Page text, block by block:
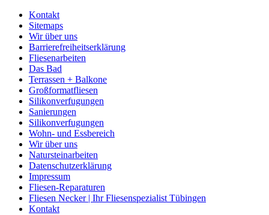
Kontakt
Sitemaps
Wir über uns
Barrierefreiheitserklärung
Fliesenarbeiten
Das Bad
Terrassen + Balkone
Großformatfliesen
Silikonverfugungen
Sanierungen
Silikonverfugungen
Wohn- und Essbereich
Wir über uns
Natursteinarbeiten
Datenschutzerklärung
Impressum
Fliesen-Reparaturen
Fliesen Necker | Ihr Fliesenspezialist Tübingen
Kontakt